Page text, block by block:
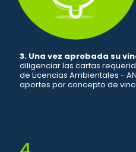
3. Una vez aprobada su
diligenciar las cartas
de Licencias Ambientales -
aportes por concepto de